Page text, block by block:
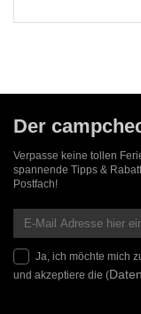
Der
Verpasse keine tollen
spannende Tipps &
Postfach!
Ja, ich möchte mich
und akzeptiere die (